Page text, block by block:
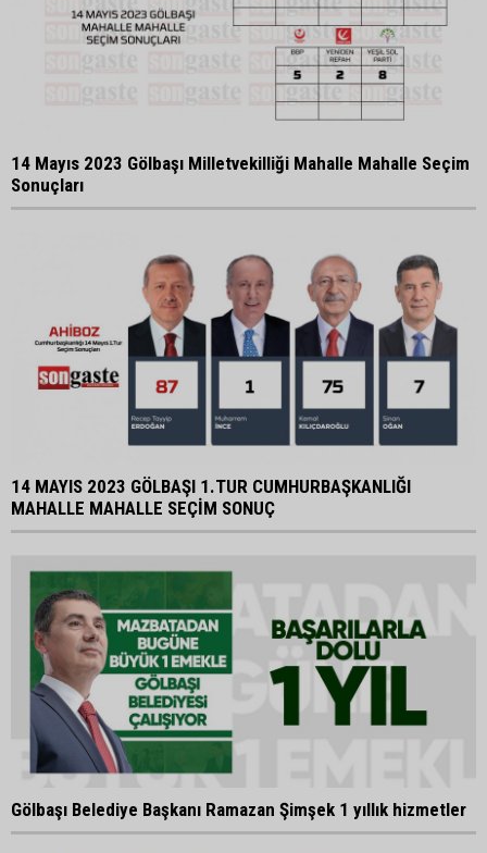
14 Mayıs 2023 Gölbaşı Milletvekilliği Mahalle Mahalle Seçim
Sonuçları
14 MAYIS 2023 GÖLBAŞI 1.TUR CUMHURBAŞKANLIĞI
MAHALLE MAHALLE SEÇİM SONUÇ
Gölbaşı Belediye Başkanı Ramazan Şimşek 1 yıllık hizmetler